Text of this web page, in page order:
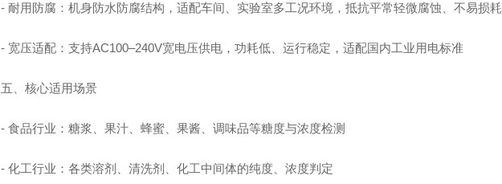
- 耐用防腐：机身防水防腐结构，适配车间、实验室多工况环境，抵抗平常轻微腐蚀、不易损耗
- 宽压适配：支持AC100–240V宽电压供电，功耗低、运行稳定，适配国内工业用电标准
五、核心适用场景
- 食品行业：糖浆、果汁、蜂蜜、果酱、调味品等糖度与浓度检测
- 化工行业：各类溶剂、清洗剂、化工中间体的纯度、浓度判定